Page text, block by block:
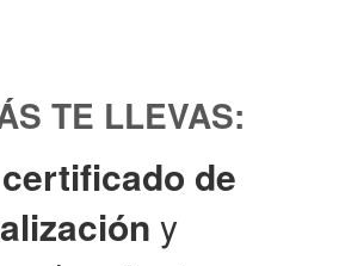
TE LLEVAS:
certificado de
y